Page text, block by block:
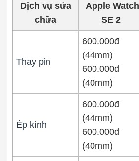
Vỏ Huawei Vỏ Vivo
Dịch vụ sửa
chữa
Apple Watch
SE 2
Thay pin
600.000đ
(44mm)
600.000đ
(40mm)
Ép kính
600.000đ
(44mm)
600.000đ
(40mm)